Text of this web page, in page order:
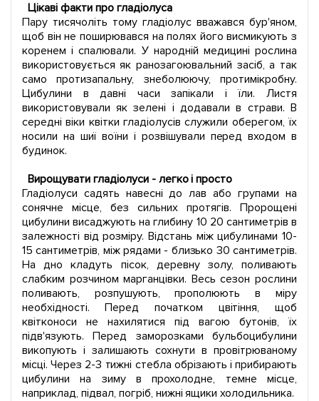
Цікаві факти про гладіолуса
Пару тисячоліть тому гладіолус вважався бур'яном,
щоб він не поширювався на полях його висмикують з
коренем і спалювали. У народній медицині рослина
використовується як ранозагоювальний засіб, а так
само протизапальну, знеболюючу, протимікробну.
Цибулини в давні часи запікали і їли. Листя
використовували як зелені і додавали в страви. В
середні віки квітки гладіолусів служили оберегом, їх
носили на шиї воїни і розвішували перед входом в
будинок.
Вирощувати гладіолуси - легко і просто
Гладіолуси садять навесні до лав або групами на
сонячне місце, без сильних протягів. Пророщені
цибулини висаджують на глибину 10 20 сантиметрів в
залежності від розміру. Відстань між цибулинами 10-
15 сантиметрів, між рядами - близько 30 сантиметрів.
На дно кладуть пісок, деревну золу, поливають
слабким розчином марганцівки. Весь сезон рослини
поливають, розпушують, прополюють в міру
необхідності. Перед початком цвітіння, щоб
квітконоси не нахилятися під вагою бутонів, їх
підв'язують. Перед заморозками бульбоцибулини
викопують і залишають сохнути в провітрюваному
місці. Через 2-3 тижні стебла обрізають і прибирають
цибулини на зиму в прохолодне, темне місце,
наприклад, підвал, погріб, нижні ящики холодильника.